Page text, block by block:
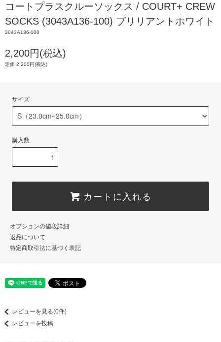
コートプラスクルーソックス / COURT+ CREW
SOCKS (3043A136-100) ブリリアントホワイト
3043A136-100
2,200円(税込)
定価 2,200円(税込)
サイズ
購入数
カートに入れる
オプションの値段詳細
返品について
特定商取引法に基づく表記
レビューを見る(0件)
レビューを投稿